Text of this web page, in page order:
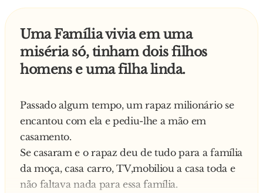
Uma Família vivia em uma
miséria só, tinham dois filhos
homens e uma filha linda.
Passado algum tempo, um rapaz milionário se
encantou com ela e pediu-lhe a mão em
casamento.
Se casaram e o rapaz deu de tudo para a família
da moça, casa carro, TV,mobiliou a casa toda e
não faltava nada para essa família.